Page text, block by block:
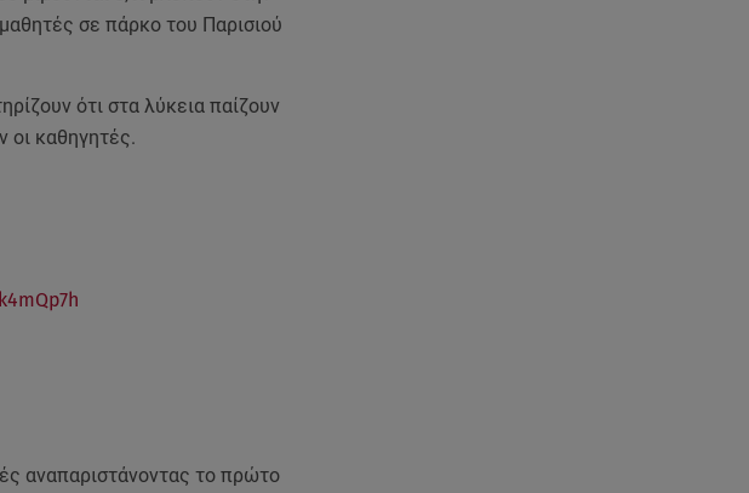
σε πάρκο του Παρισιού
ότι στα λύκεια παίζουν
οι καθηγητές.
αναπαριστάνοντας το πρώτο